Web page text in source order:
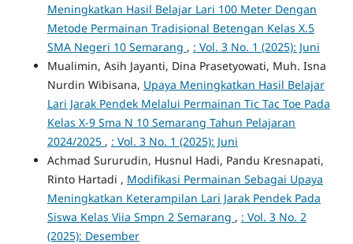
Meningkatkan Hasil Belajar Lari 100 Meter Dengan
Metode Permainan Tradisional Betengan Kelas X.5
SMA Negeri 10 Semarang , : Vol. 3 No. 1 (2025): Juni
Mualimin, Asih Jayanti, Dina Prasetyowati, Muh. Isna
Nurdin Wibisana, Upaya Meningkatkan Hasil Belajar
Lari Jarak Pendek Melalui Permainan Tic Tac Toe Pada
Kelas X-9 Sma N 10 Semarang Tahun Pelajaran
2024/2025 , : Vol. 3 No. 1 (2025): Juni
Achmad Sururudin, Husnul Hadi, Pandu Kresnapati,
Rinto Hartadi , Modifikasi Permainan Sebagai Upaya
Meningkatkan Keterampilan Lari Jarak Pendek Pada
Siswa Kelas Viia Smpn 2 Semarang , : Vol. 3 No. 2
(2025): Desember